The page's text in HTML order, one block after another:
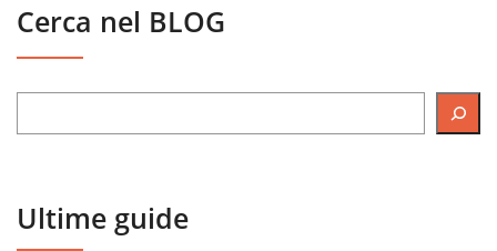
Cerca nel BLOG
Ultime guide